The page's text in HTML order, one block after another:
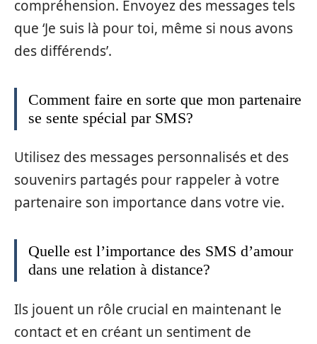
compréhension. Envoyez des messages tels
que ‘Je suis là pour toi, même si nous avons
des différends’.
Comment faire en sorte que mon partenaire
se sente spécial par SMS?
Utilisez des messages personnalisés et des
souvenirs partagés pour rappeler à votre
partenaire son importance dans votre vie.
Quelle est l’importance des SMS d’amour
dans une relation à distance?
Ils jouent un rôle crucial en maintenant le
contact et en créant un sentiment de